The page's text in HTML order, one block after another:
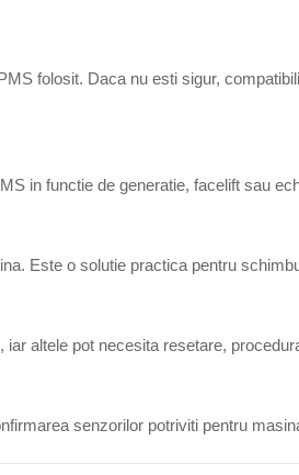
folosit. Daca nu esti sigur,
in functie de generatie, facelift sau
Este o solutie practica pentru
altele pot necesita resetare,
senzorilor potriviti pentru